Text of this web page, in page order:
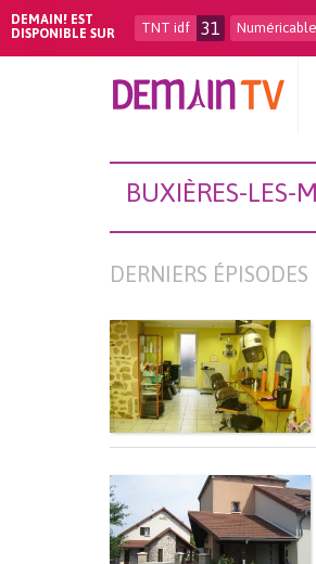
DEMAIN! EST
DISPONIBLE SUR
TNT idf 31 Numéricable
BUXIÈRES-LES-
DERNIERS ÉPISODES